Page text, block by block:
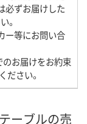
必ずお届けした
。
ー等にお問い合
のお届けをお約束
ださい。
ーブルの売